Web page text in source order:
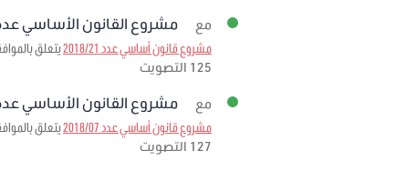
مع مشروع القانون الأساسي عدد 2018/21
مشروع قانون أساسي عدد 2018/21
يتعلق
125 التصويت
مع مشروع القانون الأساسي عدد 2018/07
مشروع قانون أساسي عدد 2018/07
يتعلق بالموافقة على الاتفاقية المبرمة
127 التصويت